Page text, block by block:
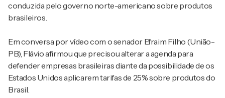
conduzida pelo governo norte-americano sobre produtos
brasileiros.
Em conversa por vídeo com o senador Efraim Filho (União-
PB), Flávio afirmou que precisou alterar a agenda para
defender empresas brasileiras diante da possibilidade de os
Estados Unidos aplicarem tarifas de 25% sobre produtos do
Brasil.